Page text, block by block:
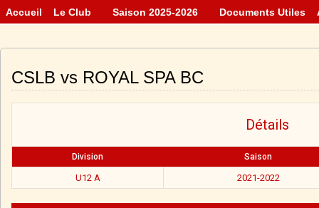
Accueil Le Club Saison 2025-2026 Documents Utiles
CSLB vs ROYAL SPA BC
Détails
Division Saison
U12 A 2021-2022